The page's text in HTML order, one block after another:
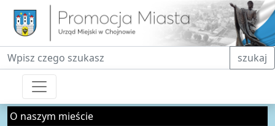
Fraza do wyszukiwania szukaj
O naszym mieście